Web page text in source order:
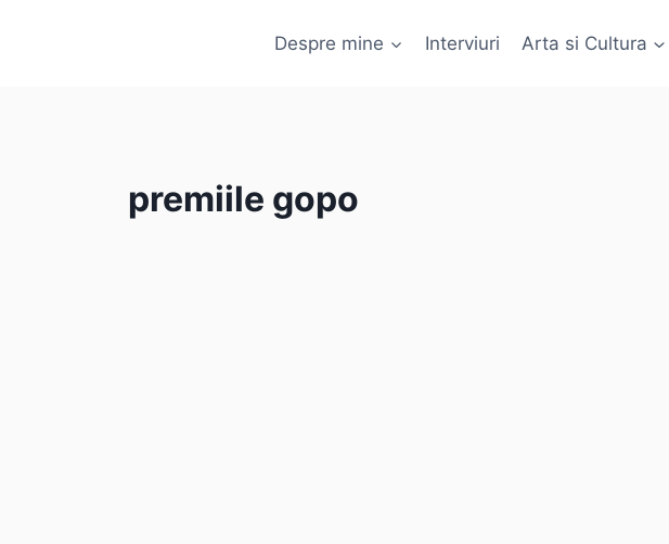
Despre mine Interviuri Arta si Cultura
premiile gopo